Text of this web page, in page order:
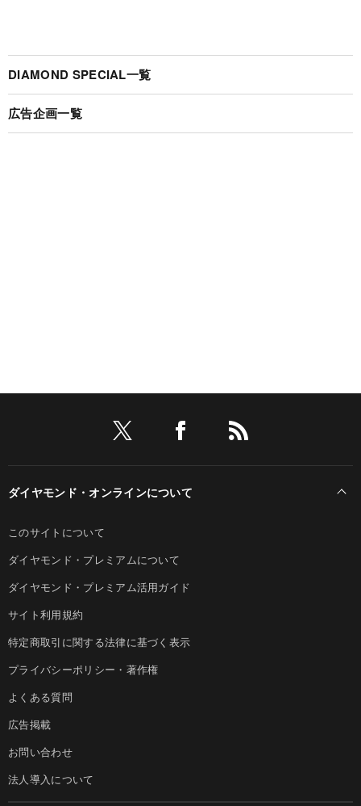
DIAMOND SPECIAL一覧
広告企画一覧
ダイヤモンド・オンラインについて
このサイトについて
ダイヤモンド・プレミアムについて
ダイヤモンド・プレミアム活用ガイド
サイト利用規約
特定商取引に関する法律に基づく表示
プライバシーポリシー・著作権
よくある質問
広告掲載
お問い合わせ
法人導入について